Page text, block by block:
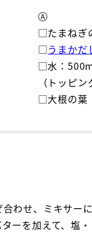
Ⓐ
□たまねぎ
□うまかだ
□水：
（トッピン
□大根の葉
せ、ミキサーに
を加えて、塩・